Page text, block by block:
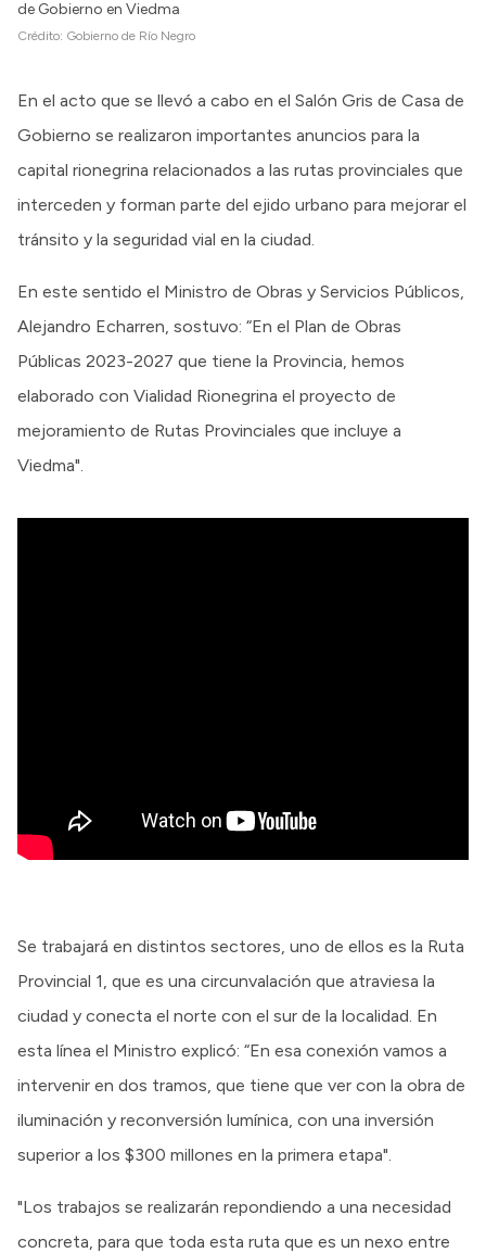
de Gobierno en Viedma
Crédito: Gobierno de Río Negro
En el acto que se llevó a cabo en el Salón Gris de Casa de
Gobierno se realizaron importantes anuncios para la
capital rionegrina relacionados a las rutas provinciales que
interceden y forman parte del ejido urbano para mejorar el
tránsito y la seguridad vial en la ciudad.
En este sentido el Ministro de Obras y Servicios Públicos,
Alejandro Echarren, sostuvo: “En el Plan de Obras
Públicas 2023-2027 que tiene la Provincia, hemos
elaborado con Vialidad Rionegrina el proyecto de
mejoramiento de Rutas Provinciales que incluye a
Viedma".
Se trabajará en distintos sectores, uno de ellos es la Ruta
Provincial 1, que es una circunvalación que atraviesa la
ciudad y conecta el norte con el sur de la localidad. En
esta línea el Ministro explicó: “En esa conexión vamos a
intervenir en dos tramos, que tiene que ver con la obra de
iluminación y reconversión lumínica, con una inversión
superior a los $300 millones en la primera etapa".
"Los trabajos se realizarán repondiendo a una necesidad
concreta, para que toda esta ruta que es un nexo entre